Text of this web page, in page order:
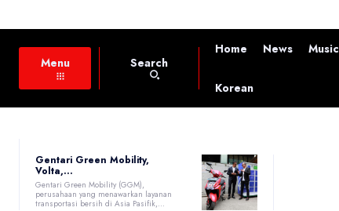
Menu Search
Home News Music
Korean
Gentari Green Mobility,
Volta,...
Gentari Green Mobility (GGM),
perusahaan yang menawarkan layanan
transportasi bersih di Asia Pasifik,...